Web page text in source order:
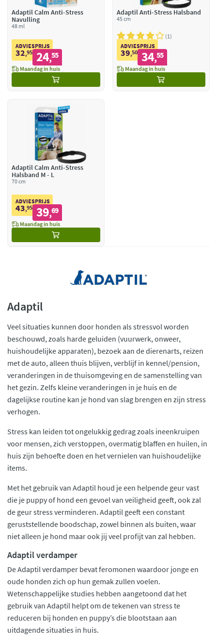
Adaptil Calm Anti-Stress
Navulling
48 ml
ADVIESPRIJS
32,95 24,55
Maandag in huis
Adaptil Anti-Stress Halsband
45 cm
1
ADVIESPRIJS
39,50 34,55
Maandag in huis
Adaptil Calm Anti-Stress
Halsband M - L
70 cm
ADVIESPRIJS
43,95 39,69
Maandag in huis
Adaptil
Veel situaties kunnen door honden als stressvol worden
beschouwd, zoals harde geluiden (vuurwerk, onweer,
huishoudelijke apparaten), bezoek aan de dierenarts, reizen
met de auto, alleen thuis blijven, verblijf in kennel/pension,
veranderingen in de thuisomgeving en de samenstelling van
het gezin. Zelfs kleine veranderingen in je huis en de
dagelijkse routine kan je hond van slag brengen en zijn stress
verhogen.
Stress kan leiden tot ongelukkig gedrag zoals ineenkruipen
voor mensen, zich verstoppen, overmatig blaffen en huilen, in
huis zijn behoefte doen en het vernielen van huishoudelijke
items.
Met het gebruik van Adaptil houd je een helpende geur vast
die je puppy of hond een gevoel van veiligheid geeft, ook zal
de geur stress verminderen. Adaptil geeft een constant
geruststellende boodschap, zowel binnen als buiten, waar
niet alleen je hond maar ook jij veel profijt van zal hebben.
Adaptil verdamper
De Adaptil verdamper bevat feromonen waardoor jonge en
oude honden zich op hun gemak zullen voelen.
Wetenschappelijke studies hebben aangetoond dat het
gebruik van Adaptil helpt om de tekenen van stress te
reduceren bij honden en puppy’s die blootstaan aan
uitdagende situaties in huis.